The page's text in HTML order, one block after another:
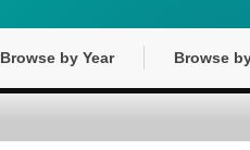
Browse by Year Browse